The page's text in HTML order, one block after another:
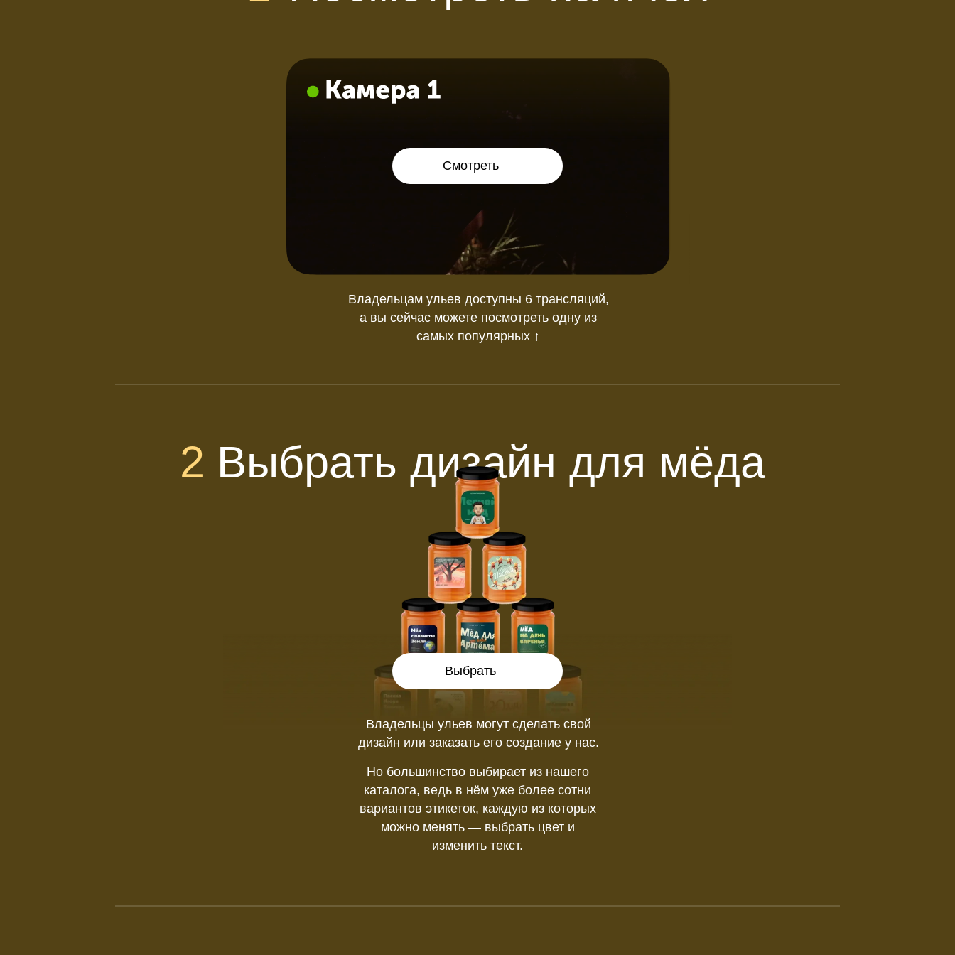
Владельцам ульев доступны 6 трансляций,
а вы сейчас можете посмотреть одну из
самых популярных ↑
Смотреть
Выбрать дизайн для мёда
2
Выбрать
Владельцы ульев могут сделать свой
дизайн или заказать его создание у нас.
Но большинство выбирает из нашего
каталога, ведь в нём уже более сотни
вариантов этикеток, каждую из которых
можно менять — выбрать цвет и
изменить текст.